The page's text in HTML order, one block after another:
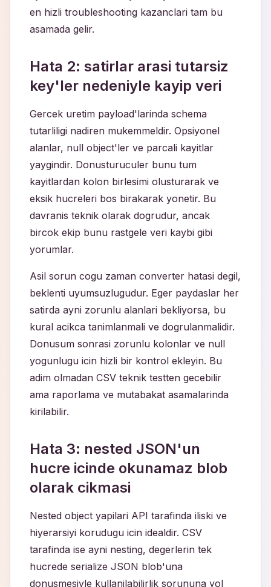
en hizli troubleshooting kazanclari tam bu
asamada gelir.
Hata 2: satirlar arasi tutarsiz
key'ler nedeniyle kayip veri
Gercek uretim payload'larinda schema
tutarliligi nadiren mukemmeldir. Opsiyonel
alanlar, null object'ler ve parcali kayitlar
yaygindir. Donusturuculer bunu tum
kayitlardan kolon birlesimi olusturarak ve
eksik hucreleri bos birakarak yonetir. Bu
davranis teknik olarak dogrudur, ancak
bircok ekip bunu rastgele veri kaybi gibi
yorumlar.
Asil sorun cogu zaman converter hatasi degil,
beklenti uyumsuzlugudur. Eger paydaslar her
satirda ayni zorunlu alanlari bekliyorsa, bu
kural acikca tanimlanmali ve dogrulanmalidir.
Donusum sonrasi zorunlu kolonlar ve null
yogunlugu icin hizli bir kontrol ekleyin. Bu
adim olmadan CSV teknik testten gecebilir
ama raporlama ve mutabakat asamalarinda
kirilabilir.
Hata 3: nested JSON'un
hucre icinde okunamaz blob
olarak cikmasi
Nested object yapilari API tarafinda iliski ve
hiyerarsiyi korudugu icin idealdir. CSV
tarafinda ise ayni nesting, degerlerin tek
hucrede serialize JSON blob'una
donusmesiyle kullanilabilirlik sorununa yol